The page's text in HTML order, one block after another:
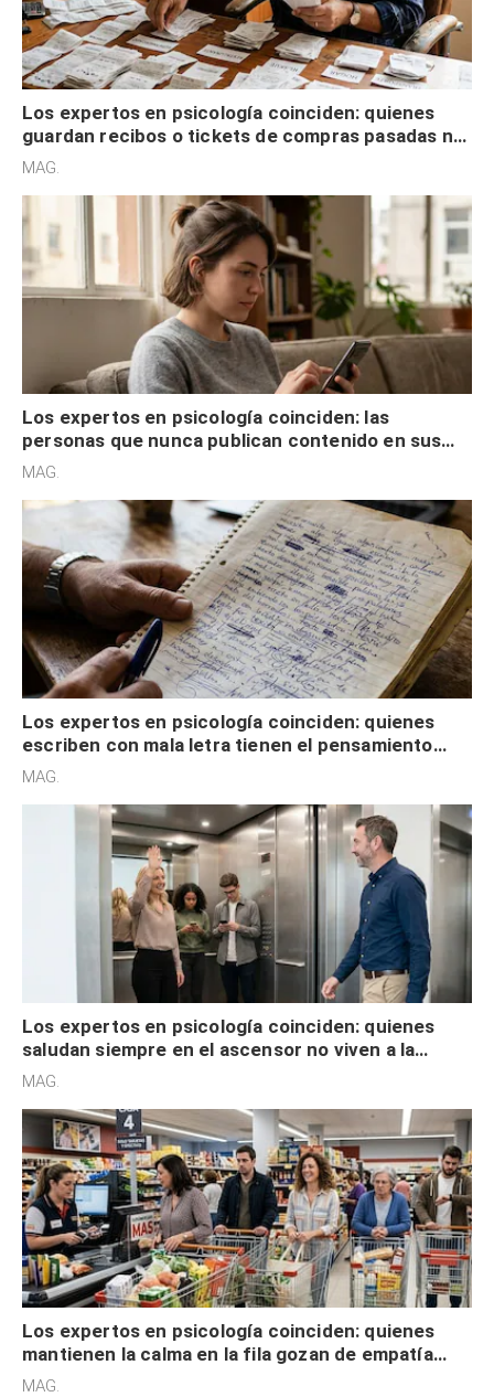
Los expertos en psicología coinciden: quienes
guardan recibos o tickets de compras pasadas no
son acumuladores, sino que tienen necesidad de
MAG.
Los expertos en psicología coinciden: las
personas que nunca publican contenido en sus
redes sociales no pretenden buscar validación
MAG.
Los expertos en psicología coinciden: quienes
escriben con mala letra tienen el pensamiento
acelerado y no lo hacen por desinterés
MAG.
Los expertos en psicología coinciden: quienes
saludan siempre en el ascensor no viven a la
defensiva y tienen apertura social
MAG.
Los expertos en psicología coinciden: quienes
mantienen la calma en la fila gozan de empatía
cognitiva, gratitud y no solo tienen autocontrol
MAG.